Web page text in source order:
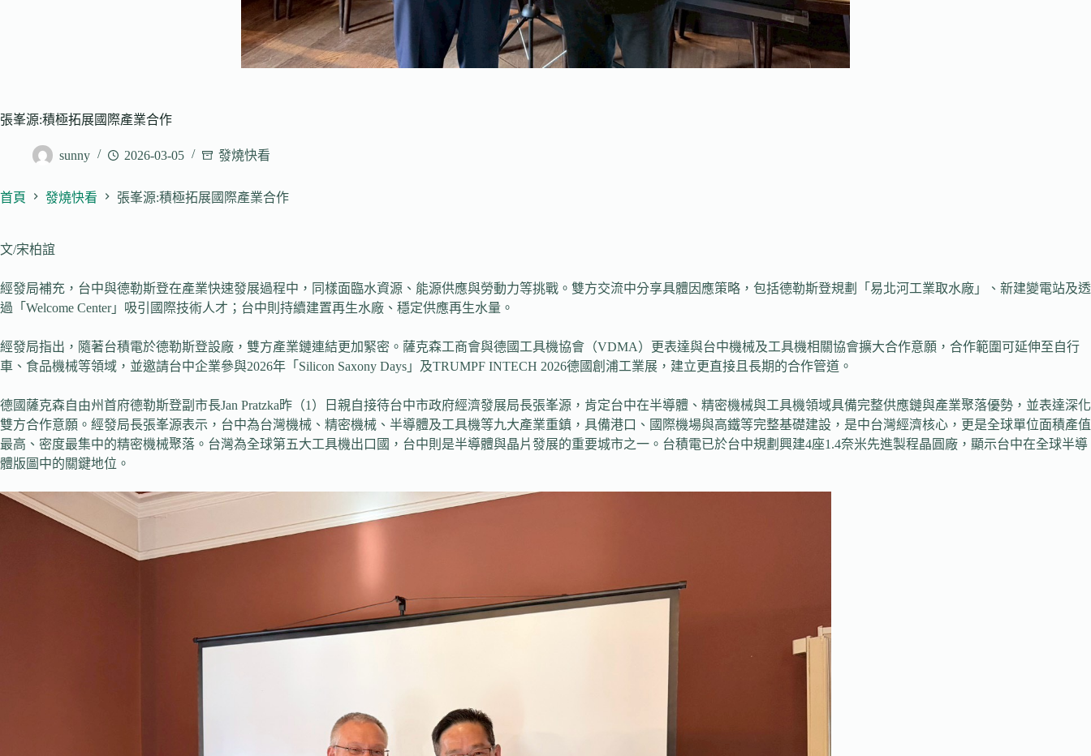
張峯源:積極拓展國際產業合作
sunny 2026-03-05 發燒快看
首頁 發燒快看 張峯源:積極拓展國際產業合作
文/宋柏誼
經發局補充，台中與德勒斯登在產業快速發展過程中，同樣面臨水資源、能源供應與勞動力等挑戰。雙方交流中分享具體因應策略，包括德勒斯登規劃「易北河工業取水廠」、新建變電站及透
過「Welcome Center」吸引國際技術人才；台中則持續建置再生水廠、穩定供應再生水量。
經發局指出，隨著台積電於德勒斯登設廠，雙方產業鏈連結更加緊密。薩克森工商會與德國工具機協會（VDMA）更表達與台中機械及工具機相關協會擴大合作意願，合作範圍可延伸至自行
車、食品機械等領域，並邀請台中企業參與2026年「Silicon Saxony Days」及TRUMPF INTECH 2026德國創浦工業展，建立更直接且長期的合作管道。
德國薩克森自由州首府德勒斯登副市長Jan Pratzka昨（1）日親自接待台中市政府經濟發展局長張峯源，肯定台中在半導體、精密機械與工具機領域具備完整供應鏈與產業聚落優勢，並表達深化
雙方合作意願。經發局長張峯源表示，台中為台灣機械、精密機械、半導體及工具機等九大產業重鎮，具備港口、國際機場與高鐵等完整基礎建設，是中台灣經濟核心，更是全球單位面積產值
最高、密度最集中的精密機械聚落。台灣為全球第五大工具機出口國，台中則是半導體與晶片發展的重要城市之一。台積電已於台中規劃興建4座1.4奈米先進製程晶圓廠，顯示台中在全球半導
體版圖中的關鍵地位。